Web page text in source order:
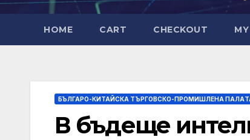
HOME CART CHECKOUT
БЪЛГАРО-КИТАЙСКА ТЪРГОВСКО-ПРОМИШЛЕНА
В бъдеще